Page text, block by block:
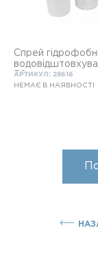
Спрей
50 мл.
АРТИКУЛ: 28616
НЕМАЄ В НАЯВНОСТІ